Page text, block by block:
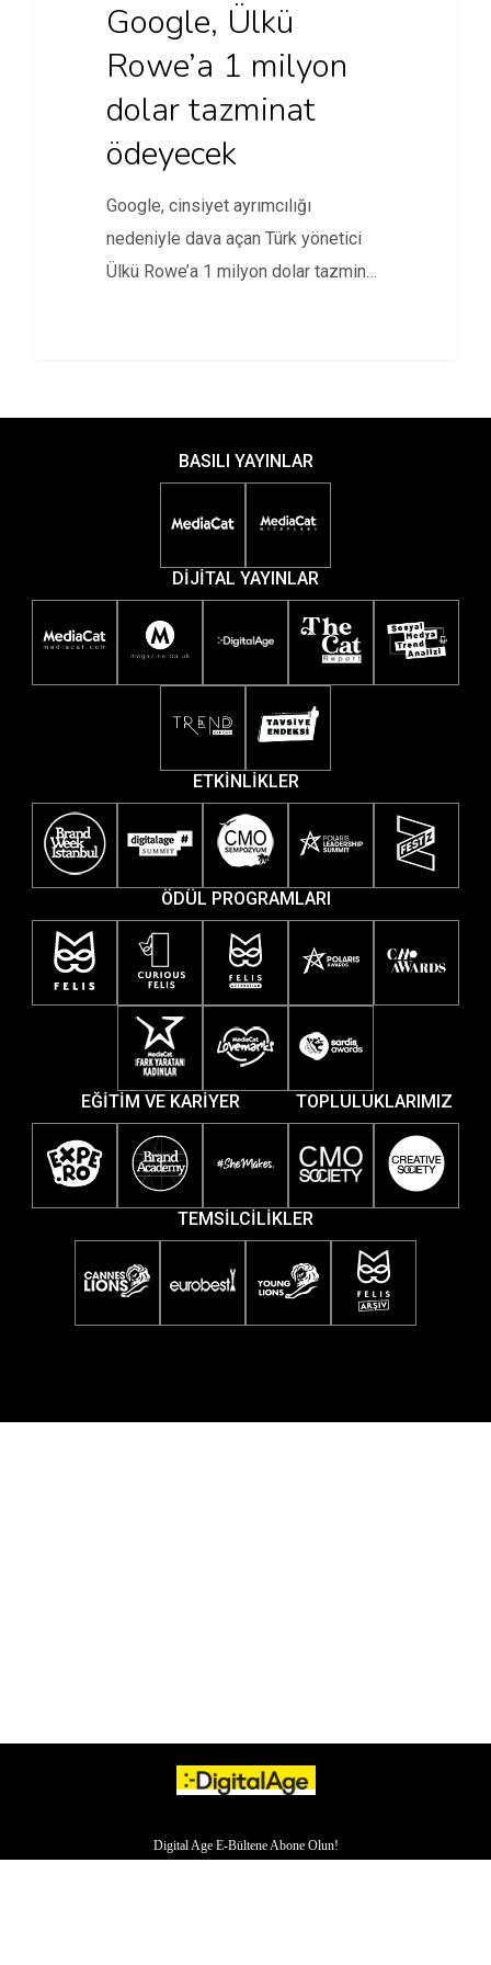
Google, Ülkü
Rowe’a 1 milyon
dolar tazminat
ödeyecek
Google, cinsiyet ayrımcılığı
nedeniyle dava açan Türk yönetici
Ülkü Rowe’a 1 milyon dolar tazminat
BASILI YAYINLAR
DİJİTAL YAYINLAR
ETKİNLİKLER
ÖDÜL PROGRAMLARI
EĞİTİM VE KARİYER TOPLULUKLARIMIZ
TEMSİLCİLİKLER
Digital Age E-Bültene Abone Olun!